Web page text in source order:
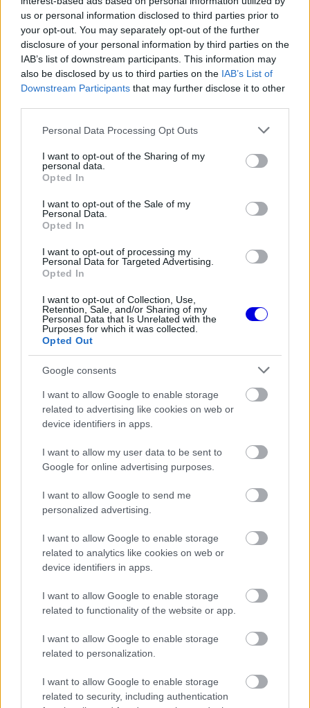
us or personal information disclosed to third parties prior to
your opt-out. You may separately opt-out of the further
disclosure of your personal information by third parties on the
IAB’s list of downstream participants. This information may
also be disclosed by us to third parties on the IAB’s List of
Downstream Participants that may further disclose it to other
Please note that this website/app uses one or more Google
not limited to your visit or usage behaviour. You may click to
grant or deny consent to Google and its third-party tags to
use your data for below specified purposes in below Google
consent section.
Personal Data Processing Opt Outs
I want to opt-out of the Sharing of my
personal data.
Opted In
I want to opt-out of the Sale of my
Personal Data.
Opted In
I want to opt-out of processing my
Personal Data for Targeted Advertising.
Opted In
I want to opt-out of Collection, Use,
Retention, Sale, and/or Sharing of my
Personal Data that Is Unrelated with the
Purposes for which it was collected.
Opted Out
Google consents
I want to allow Google to enable storage
related to advertising like cookies on web or
device identifiers in apps.
I want to allow my user data to be sent to
Google for online advertising purposes.
I want to allow Google to send me
personalized advertising.
I want to allow Google to enable storage
related to analytics like cookies on web or
device identifiers in apps.
I want to allow Google to enable storage
related to functionality of the website or app.
I want to allow Google to enable storage
related to personalization.
I want to allow Google to enable storage
related to security, including authentication
egy bónusz lenne”, főleg annak fényében, hogy
korábban 104 pontos lemaradásban is volt.
EZEKET IS AJÁNLJUK
FORMA-1
Christian Horner lehet a Williams
megmentője
FORMA-1
Oscar Piastri nyíltan beszélt a
generációs különbségekről a
Forma–1-ben
Oscar Piastri, aki a legkevesebb tapasztalattal
rendelkezik a trióból, szintén visszafogottan
nyilatkozott. Bár elismerte, hogy „nagyon menő
dolog” lenne világbajnoknak lenni, hozzátette,
hogy „elég gyorsan túllépne rajta”, hiszen már
január végén megkezdődik a 2026-os szezonra
Martin Brundle, a Sky Sports szakértője azonban
korábbi F1-es pilóta szerint Verstappen és Piastri
„Verseny volt köztük, ki tudja jobban eljátszani,
hogy mennyire nem számít nekik a világbajnoki